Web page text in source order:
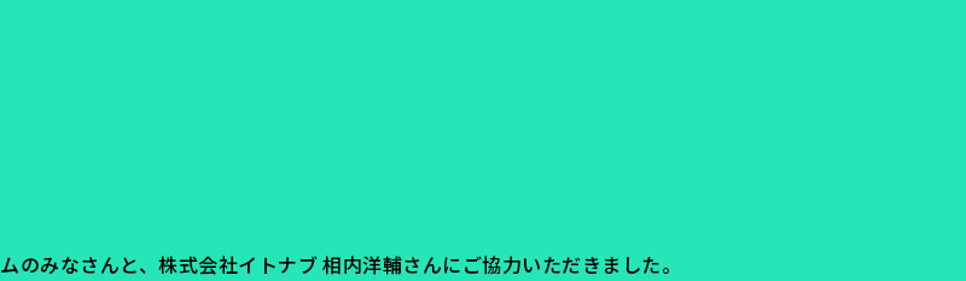
みなさんと、株式会社イトナブ 相内洋輔さんにご協力いただきました。